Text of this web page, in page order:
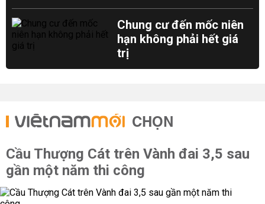
Chung cư đến mốc niên
hạn không phải hết giá
trị
CHỌN
Cầu Thượng Cát trên Vành đai 3,5 sau
gần một năm thi công